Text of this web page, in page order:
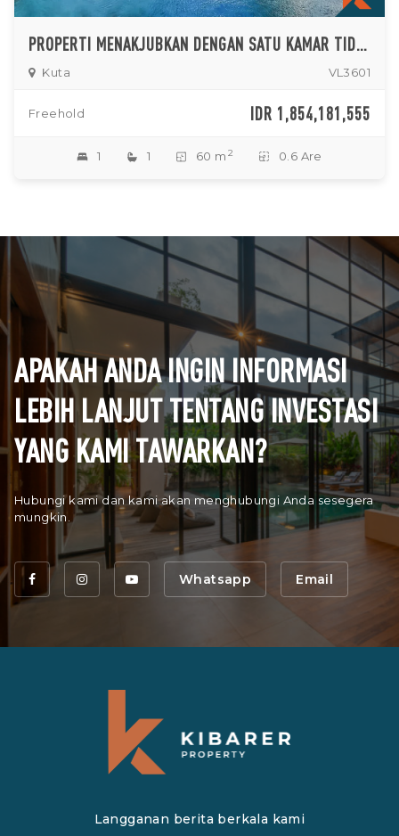
PROPERTI MENAKJUBKAN DENGAN SATU KAMAR TIDUR HAK MILIK BAGIAN DARI HOTEL DAN HUNIAN EKSKLUSIF DI KUTA
Kuta VL3601
Freehold IDR 1,854,181,555
1 1 60 m 2 0.6 Are
APAKAH ANDA INGIN INFORMASI
LEBIH LANJUT TENTANG INVESTASI
YANG KAMI TAWARKAN?
Hubungi kami dan kami akan menghubungi Anda sesegera
mungkin.
Whatsapp Email
Langganan berita berkala kami